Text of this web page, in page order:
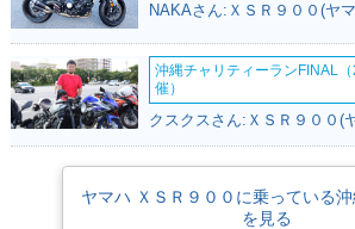
2018年 XSR900 AB
S・カラーチェンジ
2017年 XSR900・
カラーチェンジ
NAKAさん:ＸＳＲ９００(ヤ
沖縄チャリティーランFINAL
催）
クスクスさん:ＸＳＲ９００(
ヤマハ ＸＳＲ９００に乗っている
を見る